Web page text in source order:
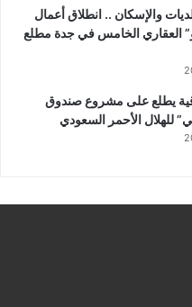
والإسكان .. انطلاق أعمال
العقاري الخامس في جدة مطلع
يطلع على مشروع صندوق
للهلال الأحمر السعودي